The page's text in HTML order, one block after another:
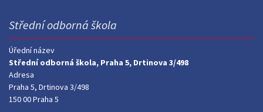
Střední odborná škola
Úřední název
Střední odborná škola, Praha 5, Drtinova 3/498
Adresa
Praha 5, Drtinova 3/498
150 00 Praha 5